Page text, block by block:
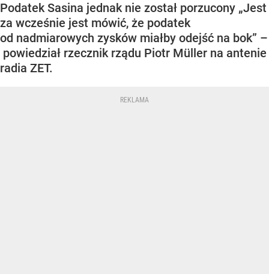
Podatek Sasina jednak nie został porzucony „Jest
za wcześnie jest mówić, że podatek
od nadmiarowych zysków miałby odejść na bok” –
powiedział rzecznik rządu Piotr Müller na antenie
radia ZET.